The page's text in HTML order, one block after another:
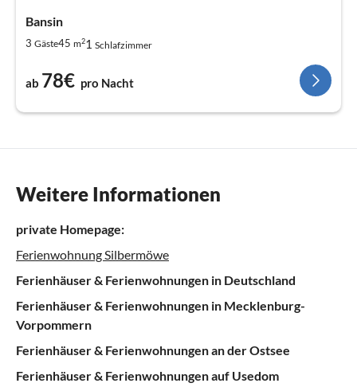
Bansin
3 Gäste45 m21 Schlafzimmer
ab 78€ pro Nacht
Weitere Informationen
private Homepage:
Ferienwohnung Silbermöwe
Ferienhäuser & Ferienwohnungen in Deutschland
Ferienhäuser & Ferienwohnungen in Mecklenburg-
Vorpommern
Ferienhäuser & Ferienwohnungen an der Ostsee
Ferienhäuser & Ferienwohnungen auf Usedom